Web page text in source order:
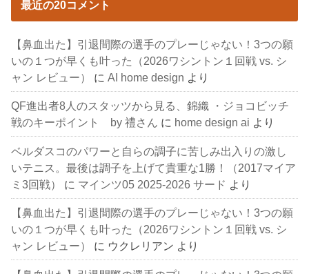
最近の20コメント
【鼻血出た】引退間際の選手のプレーじゃない！3つの願
いの１つが早くも叶った（2026ワシントン１回戦 vs. シ
ャン レビュー）
にAI home design より
QF進出者8人のスタッツから見る、錦織 ・ジョコビッチ
戦のキーポイント by 禮さん に home design ai より
ベルダスコのパワーと自らの調子に苦しみ出入りの激し
いテニス。最後は調子を上げて貴重な1勝！（2017マイア
ミ3回戦）
に マインツ05 2025-2026 サード より
【鼻血出た】引退間際の選手のプレーじゃない！3つの願
いの１つが早くも叶った（2026ワシントン１回戦 vs. シ
ャン レビュー）
に ウクレリアン より